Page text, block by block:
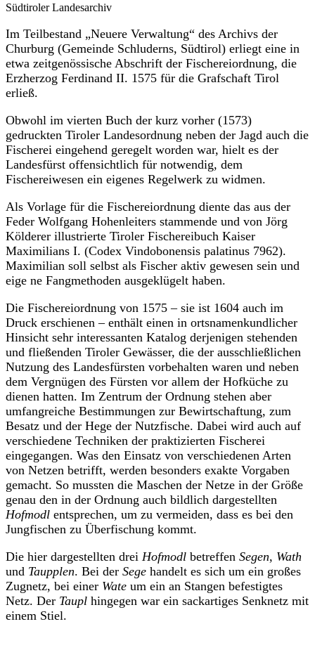
Südtiroler Landesarchiv
Im Teilbestand „Neuere Verwaltung“ des Archivs der
Churburg (Gemeinde Schluderns, Südtirol) erliegt eine in
etwa zeitgenössische Abschrift der Fischereiordnung, die
Erzherzog Ferdinand II. 1575 für die Grafschaft Tirol
erließ.
Obwohl im vierten Buch der kurz vorher (1573)
gedruckten Tiroler Landesordnung neben der Jagd auch die
Fischerei eingehend geregelt worden war, hielt es der
Landesfürst offensichtlich für notwendig, dem
Fischereiwesen ein eigenes Regelwerk zu widmen.
Als Vorlage für die Fischereiordnung diente das aus der
Feder Wolfgang Hohenleiters stammende und von Jörg
Kölderer illustrierte Tiroler Fischereibuch Kaiser
Maximilians I. (Codex Vindobonensis palatinus 7962).
Maximilian soll selbst als Fischer aktiv gewesen sein und
eige ne Fangmethoden ausgeklügelt haben.
Die Fischereiordnung von 1575 – sie ist 1604 auch im
Druck erschienen – enthält einen in ortsnamenkundlicher
Hinsicht sehr interessanten Katalog derjenigen stehenden
und fließenden Tiroler Gewässer, die der ausschließlichen
Nutzung des Landesfürsten vorbehalten waren und neben
dem Vergnügen des Fürsten vor allem der Hofküche zu
dienen hatten. Im Zentrum der Ordnung stehen aber
umfangreiche Bestimmungen zur Bewirtschaftung, zum
Besatz und der Hege der Nutzfische. Dabei wird auch auf
verschiedene Techniken der praktizierten Fischerei
eingegangen. Was den Einsatz von verschiedenen Arten
von Netzen betrifft, werden besonders exakte Vorgaben
gemacht. So mussten die Maschen der Netze in der Größe
genau den in der Ordnung auch bildlich dargestellten
Hofmodl entsprechen, um zu vermeiden, dass es bei den
Jungfischen zu Überfischung kommt.
Die hier dargestellten drei Hofmodl betreffen Segen, Wath
und Taupplen. Bei der Sege handelt es sich um ein großes
Zugnetz, bei einer Wate um ein an Stangen befestigtes
Netz. Der Taupl hingegen war ein sackartiges Senknetz mit
einem Stiel.